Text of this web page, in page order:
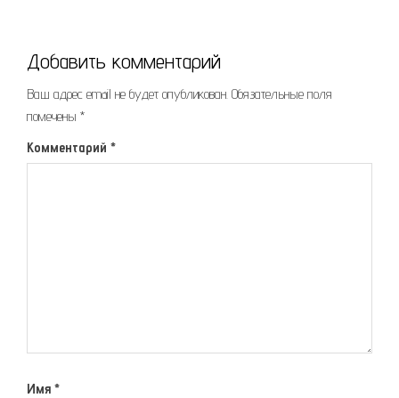
Добавить комментарий
Ваш адрес email не будет опубликован. Обязательные поля
помечены *
Комментарий *
Имя *